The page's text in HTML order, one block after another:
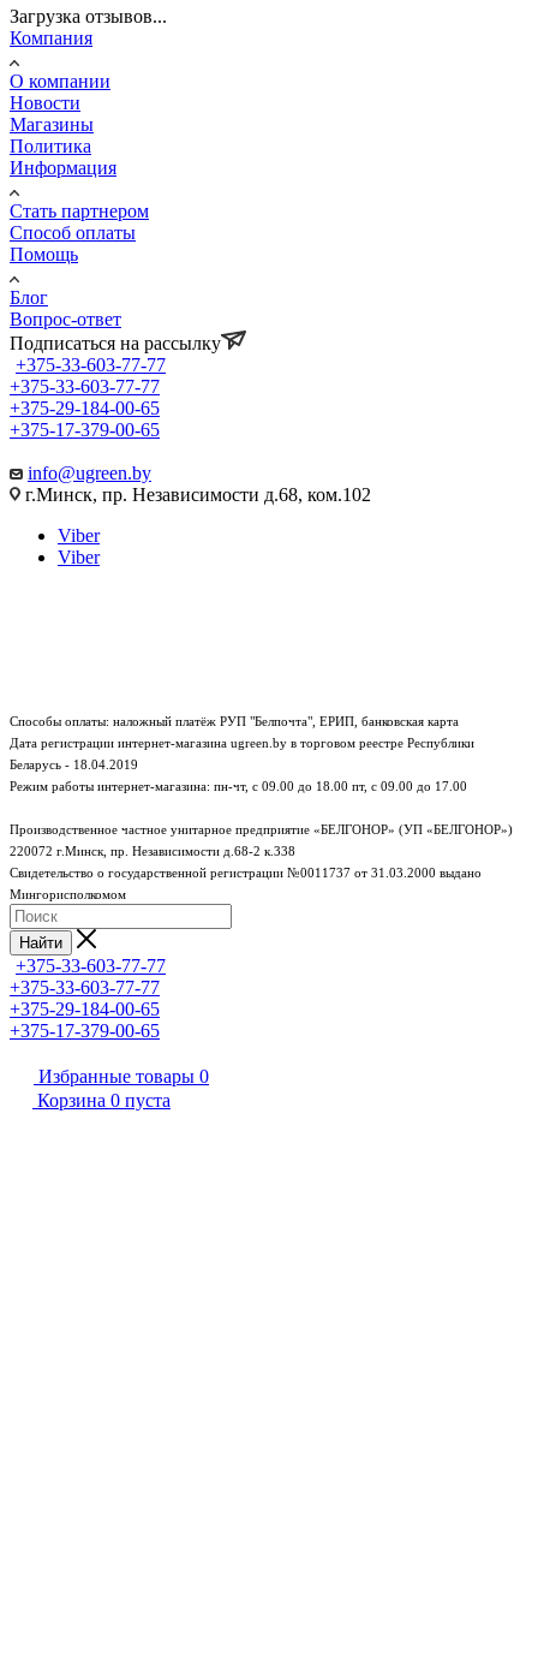
Загрузка отзывов...
Компания
О компании
Новости
Магазины
Политика
Информация
Стать партнером
Способ оплаты
Помощь
Блог
Вопрос-ответ
Подписаться на рассылку
+375-33-603-77-77
+375-33-603-77-77
+375-29-184-00-65
+375-17-379-00-65
info@ugreen.by
г.Минск, пр. Независимости д.68, ком.102
Viber
Viber
Способы оплаты: наложный платёж РУП "Белпочта", ЕРИП, банковская карта
Дата регистрации интернет-магазина ugreen.by в торговом реестре Республики
Беларусь - 18.04.2019
Режим работы интернет-магазина: пн-чт, с 09.00 до 18.00 пт, с 09.00 до 17.00
Производственное частное унитарное предприятие «БЕЛГОНОР» (УП «БЕЛГОНОР»)
220072 г.Минск, пр. Независимости д.68-2 к.338
Свидетельство о государственной регистрации №0011737 от 31.03.2000 выдано
Мингорисполкомом
Найти
+375-33-603-77-77
+375-33-603-77-77
+375-29-184-00-65
+375-17-379-00-65
Избранные товары 0
Корзина 0 пуста